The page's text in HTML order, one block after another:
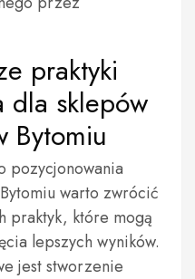
praktyki
dla sklepów
Bytomiu
pozycjonowania
warto zwrócić
praktyk, które mogą
lepszych wyników.
jest stworzenie